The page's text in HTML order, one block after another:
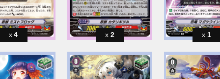
4 2 1